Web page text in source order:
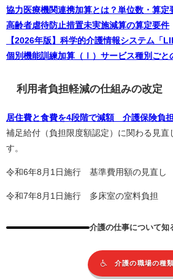
協力医療機関連携加算とは？単位数・算
高齢者虐待防止措置未実施減算の算定要件
【2026年版】科学的介護情報システム「
個別機能訓練加算（Ⅰ）サービス種別ごと
利用者負担軽減の仕組みの改定
居住費と食費を4段階で減額 介護保険負
補足給付（負担限度額認定）に関わる見直
す。
令和6年8月1日施行 基準費用額の見直し
令和7年8月1日施行 多床室の室料負担
介護の仕事について知
介護の職場の種類